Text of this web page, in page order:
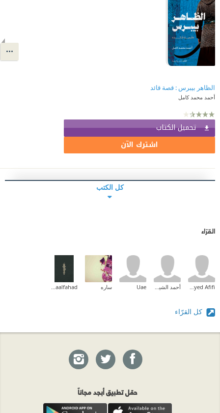
الظاهر بيبرس : قصة قائد
أحمد محمد كامل
تحميل الكتاب
اشترك الآن
كل الكتب
القرّاء
Uae ساره
كل القرّاء
حمّل تطبيق أبجد مجاناً